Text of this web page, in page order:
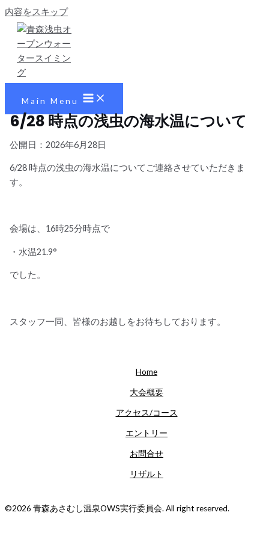
内容をスキップ
Main Menu
6/28 時点の浅虫の海水温について
公開日：2026年6月28日
6/28 時点の浅虫の海水温についてご連絡させていただきま
す。
会場は、16時25分時点で
・水温21.9°
でした。
スタッフ一同、皆様のお越しをお待ちしております。
Home
大会概要
アクセス/コース
エントリー
お問合せ
リザルト
©2026 青森あさむし温泉OWS実行委員会. All right reserved.